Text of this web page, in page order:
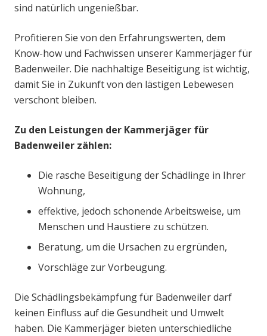
sind natürlich ungenießbar.
Profitieren Sie von den Erfahrungswerten, dem
Know-how und Fachwissen unserer Kammerjäger für
Badenweiler. Die nachhaltige Beseitigung ist wichtig,
damit Sie in Zukunft von den lästigen Lebewesen
verschont bleiben.
Zu den Leistungen der Kammerjäger für
Badenweiler zählen:
Die rasche Beseitigung der Schädlinge in Ihrer
Wohnung,
effektive, jedoch schonende Arbeitsweise, um
Menschen und Haustiere zu schützen.
Beratung, um die Ursachen zu ergründen,
Vorschläge zur Vorbeugung.
Die Schädlingsbekämpfung für Badenweiler darf
keinen Einfluss auf die Gesundheit und Umwelt
haben. Die Kammerjäger bieten unterschiedliche